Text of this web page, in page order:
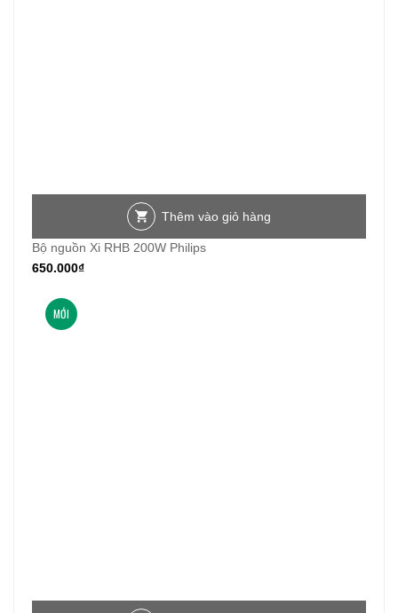
Thêm vào giỏ hàng
Bộ nguồn Xi RHB 200W Philips
650.000₫
MỚI